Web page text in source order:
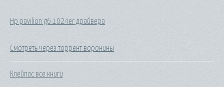
Hp pavilion g6 1024er драйвера
Смотреть через торрент воронины
Клейпас все книги